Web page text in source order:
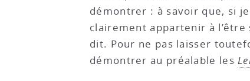
démontrer : à savoir que, si
clairement appartenir à
dit. Pour ne pas laisser
démontrer au préalable les